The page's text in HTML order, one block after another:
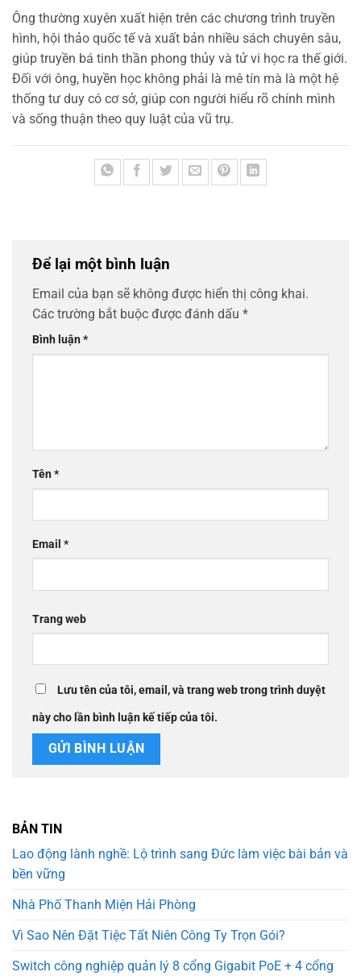
Ông thường xuyên xuất hiện trên các chương trình truyền
hình, hội thảo quốc tế và xuất bản nhiều sách chuyên sâu,
giúp truyền bá tinh thần phong thủy và tử vi học ra thế giới.
Đối với ông, huyền học không phải là mê tín mà là một hệ
thống tư duy có cơ sở, giúp con người hiểu rõ chính mình
và sống thuận theo quy luật của vũ trụ.
Để lại một bình luận
Email của bạn sẽ không được hiển thị công khai.
Các trường bắt buộc được đánh dấu *
Bình luận*
Tên*
Email *
Trang web
Lưu tên của tôi, email, và trang web trong trình duyệt
này cho lần bình luận kế tiếp của tôi.
BẢN TIN
Lao động lành nghề: Lộ trình sang Đức làm việc bài bản và
bền vững
Nhà Phố Thanh Miện Hải Phòng
Vì Sao Nên Đặt Tiệc Tất Niên Công Ty Trọn Gói?
Switch công nghiệp quản lý 8 cổng Gigabit PoE + 4 cổng